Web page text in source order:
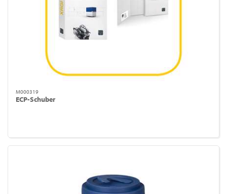
M000319
ECP-Schuber